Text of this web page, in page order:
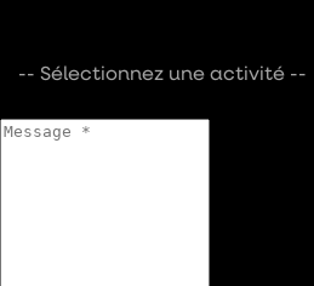
-- Sélectionnez une activité --